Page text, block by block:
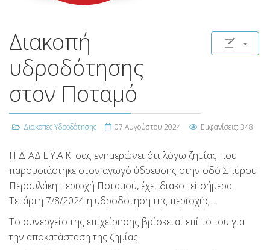
Διακοπή
υδροδότησης
στον Ποταμό
Διακοπές Υδροδότησης 07 Αυγούστου 2024 Εμφανίσεις: 348
H ΔΙΑΔ.Ε.Υ.Α.Κ. σας ενημερώνει ότι λόγω ζημίας που
παρουσιάστηκε στον αγωγό ύδρευσης στην οδό Σπύρου
Περουλάκη περιοχή Ποταμού, έχει διακοπεί σήμερα
Τετάρτη 7/8/2024 η υδροδότηση της περιοχής .
Το συνεργείο της επιχείρησης βρίσκεται επί τόπου για
την αποκατάσταση της ζημίας.